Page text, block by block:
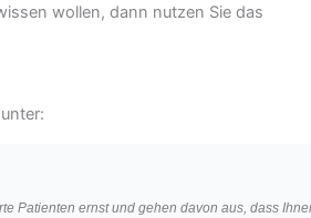
wollen, dann nutzen Sie das
Patienten ernst und gehen davon aus, dass